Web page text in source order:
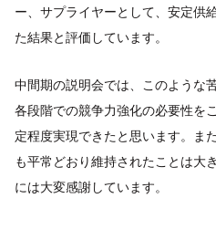
ー、サプライヤーとして、安定供
た結果と評価しています。
中間期の説明会では、このような
各段階での競争力強化の必要性を
定程度実現できたと思います。ま
も平常どおり維持されたことは大
には大変感謝しています。